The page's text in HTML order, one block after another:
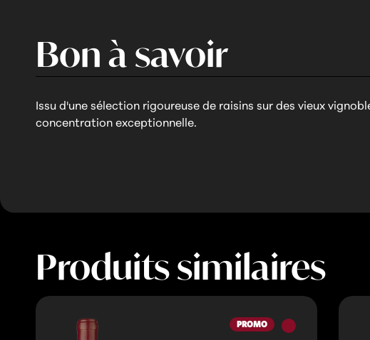
Bon à savoir
Issu d'une sélection rigoureuse de raisins sur des vieux
concentration exceptionnelle.
Produits similaires
Vins
PROMO